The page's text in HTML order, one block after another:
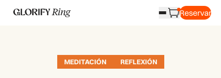
Reservar
MEDITACIÓN REFLEXIÓN